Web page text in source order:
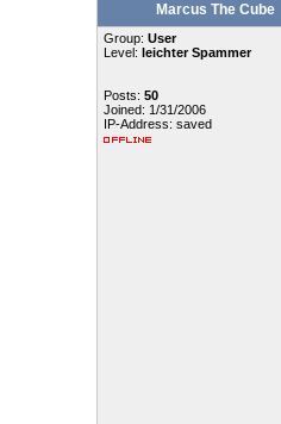
Marcus The Cube
Group: User
Level: leichter Spammer
Posts: 50
Joined: 1/31/2006
IP-Address: saved